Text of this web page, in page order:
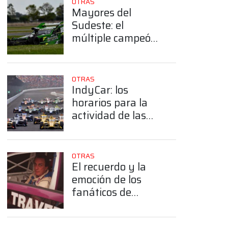
Mayores del
Sudeste: el
múltiple campeón
un claro objetivo:
"Estar más
competitivos"
OTRAS
IndyCar: los
horarios para la
actividad de las
Indianápolis
OTRAS
El recuerdo y la
emoción de los
fanáticos de
años de su partida